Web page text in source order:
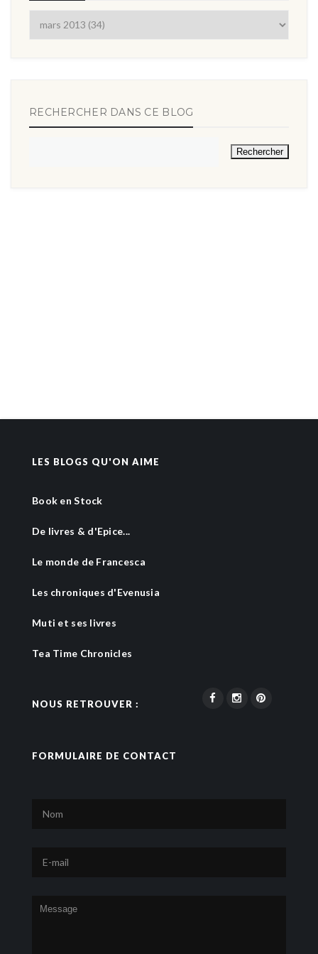
RECHERCHER DANS CE BLOG
LES BLOGS QU'ON AIME
Book en Stock
De livres & d'Epice...
Le monde de Francesca
Les chroniques d'Evenusia
Muti et ses livres
Tea Time Chronicles
NOUS RETROUVER :
FORMULAIRE DE CONTACT